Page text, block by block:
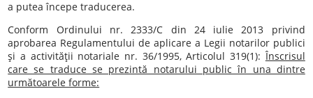
a putea începe traducerea.
Conform Ordinului nr. 2333/C din 24 iulie 2013 privind
aprobarea Regulamentului de aplicare a Legii notarilor publici
şi a activităţii notariale nr. 36/1995, Articolul 319(1):Înscrisul
care se traduce se prezintă notarului public în una dintre
următoarele forme: